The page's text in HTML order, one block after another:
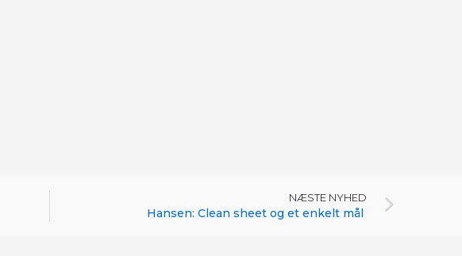
NÆSTE NYHED
Hansen: Clean sheet og et enkelt mål